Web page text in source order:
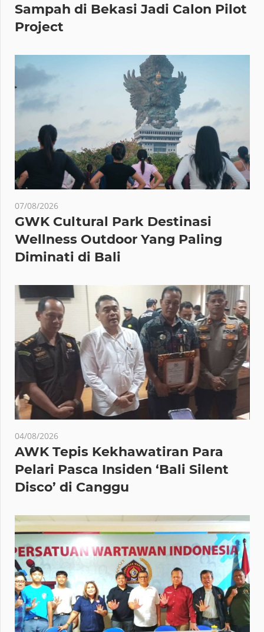
Sampah di Bekasi Jadi Calon Pilot
Project
07/08/2026
GWK Cultural Park Destinasi
Wellness Outdoor Yang Paling
Diminati di Bali
04/08/2026
AWK Tepis Kekhawatiran Para
Pelari Pasca Insiden ‘Bali Silent
Disco’ di Canggu